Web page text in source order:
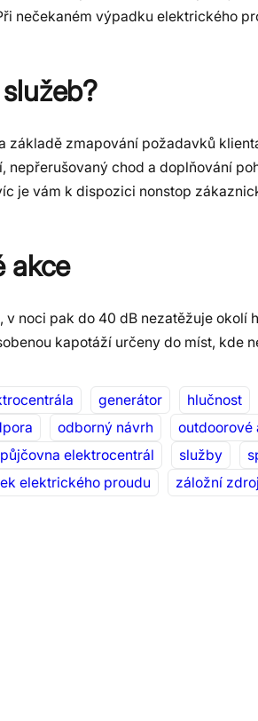
nečekaném výpadku elektrického
zmapování požadavků
nepřerušovaný chod a doplňování
je vám k dispozici nonstop
akce
v noci pak do 40 dB nezatěžuje okolí
kapotáží určeny do míst, kde
generátor hlučnost
odborný návrh outdoorové
půjčovna elektrocentrál služby
elektrického proudu záložní zdroj